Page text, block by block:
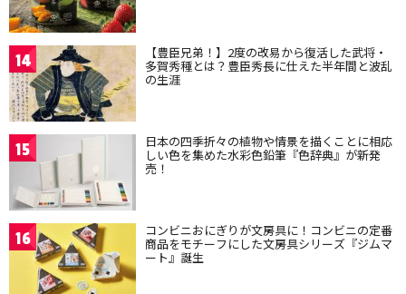
14 【豊臣兄弟！】2度の改易から復活した武将・
多賀秀種とは？豊臣秀長に仕えた半年間と波乱
の生涯
15 日本の四季折々の植物や情景を描くことに相応
しい色を集めた水彩色鉛筆『色辞典』が新発
売！
16 コンビニおにぎりが文房具に！コンビニの定番
商品をモチーフにした文房具シリーズ『ジムマ
ート』誕生